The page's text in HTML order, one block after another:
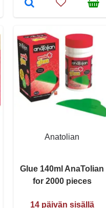
Anatolian
Glue 140ml AnaTolian
for 2000 pieces
14 päivän sisällä